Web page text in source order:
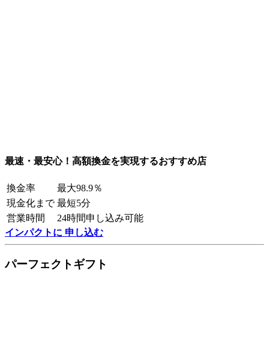
最速・最安心！高額換金を実現するおすすめ店
換金率
最大98.9％
現金化まで 最短5分
営業時間
24時間申し込み可能
インパクトに 申し込む
パーフェクトギフト